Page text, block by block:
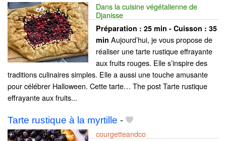
Dans la cuisine végétalienne de
Djanisse
Préparation : 25 min - Cuisson : 35
min Aujourd’hui, je vous propose de
réaliser une tarte rustique effrayante
aux fruits rouges. Elle s’inspire des
traditions culinaires simples. Elle a aussi une touche amusante
pour célébrer Halloween. Cette tarte… The post Tarte rustique
effrayante aux fruits...
Tarte rustique à la myrtille -
courgetteandco